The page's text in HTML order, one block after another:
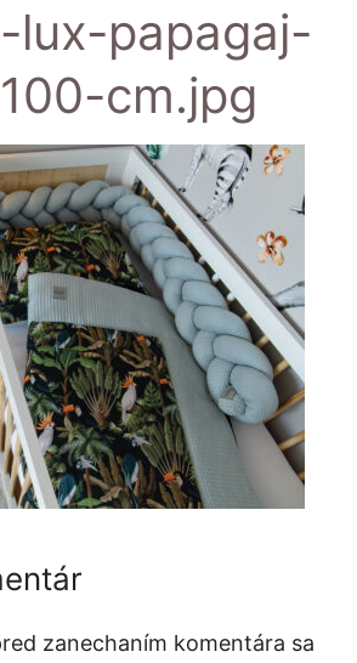
lux-papagaj-
cm.jpg
zanechaním komentára sa